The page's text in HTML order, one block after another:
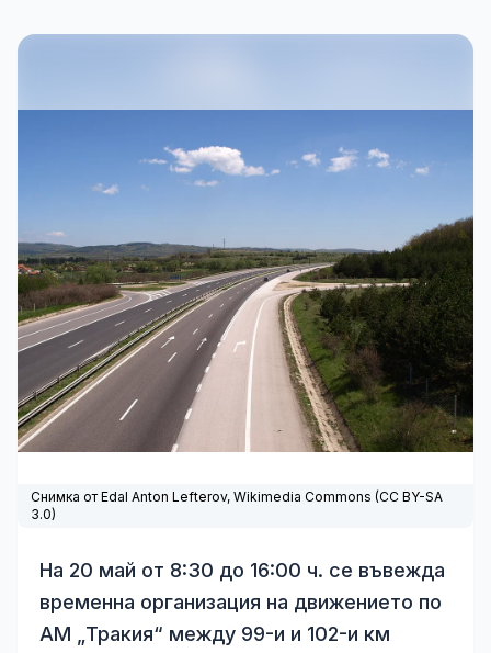
Снимка от Edal Anton Lefterov, Wikimedia Commons (CC BY-SA
3.0)
На 20 май от 8:30 до 16:00 ч. се въвежда
временна организация на движението по
АМ „Тракия“ между 99-и и 102-и км